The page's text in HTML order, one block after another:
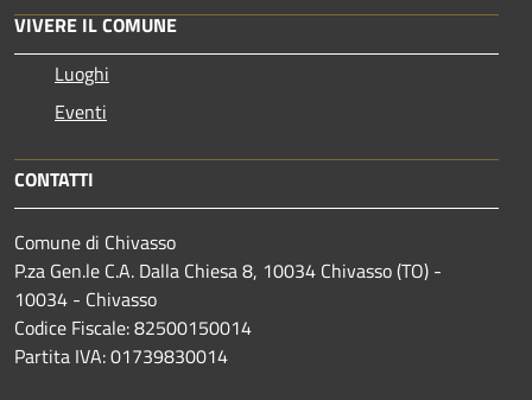
VIVERE IL COMUNE
Luoghi
Eventi
CONTATTI
Comune di Chivasso
P.za Gen.le C.A. Dalla Chiesa 8, 10034 Chivasso (TO) -
10034 - Chivasso
Codice Fiscale: 82500150014
Partita IVA: 01739830014